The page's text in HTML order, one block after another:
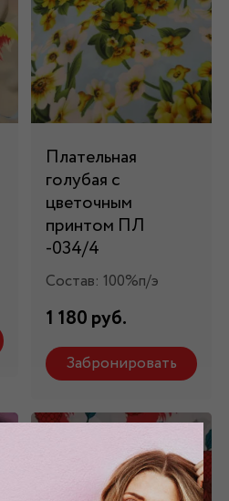
Плательная
голубая с
цветочным
принтом ПЛ
-034/4
Состав: 100%п/э
1 180 руб.
Забронировать